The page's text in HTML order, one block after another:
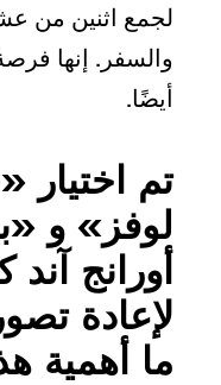
لجمع اثنين من
والسفر. إنها
أيضًا.
تم اختيار
لوفز» و
أورانج آند
لإعادة
ما أهمية